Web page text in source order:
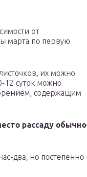
от
марта по первую
их можно
12 суток можно
содержащим
рассаду обычно
два, но постепенно